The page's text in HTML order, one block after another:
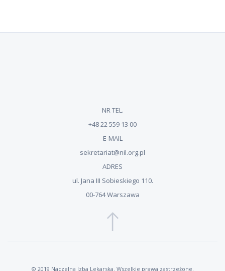
NR TEL.
+48 22 559 13 00
E-MAIL
sekretariat@nil.org.pl
ADRES
ul. Jana III Sobieskiego 110.
00-764 Warszawa
© 2019 Naczelna Izba Lekarska. Wszelkie prawa zastrzeżone.